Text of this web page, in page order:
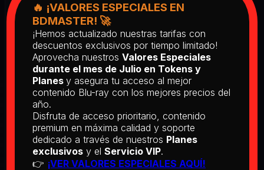
⭐⭐⭐⭐⭐
Return of the Living Dead: Part II
(1988) BD25 Latino
2025
⭐⭐⭐⭐⭐
Earth [Criterion Collection] (1976)
BD25 Subtitulado
2026
⭐⭐⭐⭐⭐
🔥 ¡VALORES ESPECIALES EN
BDMASTER! 🚀
¡Hemos actualizado nuestras tarifas con
descuentos exclusivos por tiempo limitado!
Aprovecha nuestros Valores Especiales
durante el mes de Julio en Tokens y
Planes y asegura tu acceso al mejor
contenido Blu-ray con los mejores precios del
año.
Disfruta de acceso prioritario, contenido
premium en máxima calidad y soporte
dedicado a través de nuestros Planes
exclusivos y el Servicio VIP.
👉 ¡VER VALORES ESPECIALES AQUÍ!